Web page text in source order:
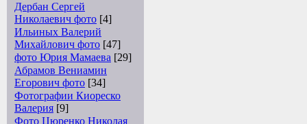
Дербан Сергей
Николаевич фото [4]
Ильиных Валерий
Михайлович фото [47]
фото Юрия Мамаева [29]
Абрамов Вениамин
Егорович фото [34]
Фотографии Киореско
Валерия [9]
Фото Цюренко Николая